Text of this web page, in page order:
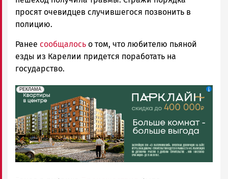
просят очевидцев случившегося позвонить в
полицию.
Ранее сообщалось о том, что любителю пьяной
езды из Карелии придется поработать на
государство.
erid: 2SDnjdeSPnB
РЕКЛАМА
Реклама